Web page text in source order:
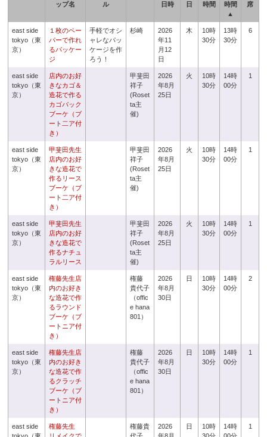
ップ名
ル
日時
日
時間
時間
▲
席
east side
tokyo（東
京）
１枚のペー
パーで作れ
るパッケー
ジ
手軽でオシ
ャレなパッ
ケージを作
ろう！
杉崎
2026
年11
月12
日
木
10時
30分
13時
30分
6
east side
tokyo（東
京）
店内のお好
きなカゴ＆
造花で作る
カゴバック
ブーケ（ブ
ート二ア付
き）
甲斐田
祥子
(Roset
ta主
催)
2026
年8月
25日
火
10時
30分
14時
00分
1
east side
tokyo（東
京）
甲斐田先生
店内のお好
きな造花で
作るリース
ブーケ（ブ
ート二ア付
き）
甲斐田
祥子
(Roset
ta主
催)
2026
年8月
25日
火
10時
30分
14時
00分
1
east side
tokyo（東
京）
甲斐田先生
店内のお好
きな造花で
作るナチュ
ラルリース
甲斐田
祥子
(Roset
ta主
催)
2026
年8月
25日
火
10時
30分
14時
00分
1
east side
tokyo（東
京）
権藤先生店
内のお好き
な造花で作
るラウンド
ブーケ（ブ
ートニア付
き）
権藤
貴代子
（offic
e hana
801）
2026
年8月
30日
日
10時
30分
14時
00分
2
east side
tokyo（東
京）
権藤先生店
内のお好き
な造花で作
るクラッチ
ブーケ（ブ
ートニア付
き）
権藤
貴代子
（offic
e hana
801）
2026
年8月
30日
日
10時
30分
14時
00分
1
east side
権藤先生
権藤貴
2026
日
10時
14時
1